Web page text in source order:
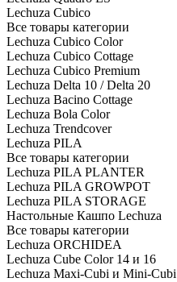
Lechuza Cubico
Все товары категории
Lechuza Cubico Color
Lechuza Cubico Cottage
Lechuza Cubico Premium
Lechuza Delta 10 / Delta 20
Lechuza Bacino Cottage
Lechuza Bola Color
Lechuza Trendcover
Lechuza PILA
Все товары категории
Lechuza PILA PLANTER
Lechuza PILA GROWPOT
Lechuza PILA STORAGE
Настольные Кашпо Lechuza
Все товары категории
Lechuza ORCHIDEA
Lechuza Cube Color 14 и 16
Lechuza Maxi-Cubi и Mini-Cubi